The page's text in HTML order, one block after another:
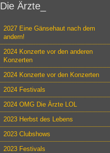
Die Ärzte_
2027 Eine Gänsehaut nach dem
andern!
2024 Konzerte vor den anderen
Konzerten
2024 Konzerte vor den Konzerten
2024 Festivals
2024 OMG Die Ärzte LOL
2023 Herbst des Lebens
2023 Clubshows
2023 Festivals